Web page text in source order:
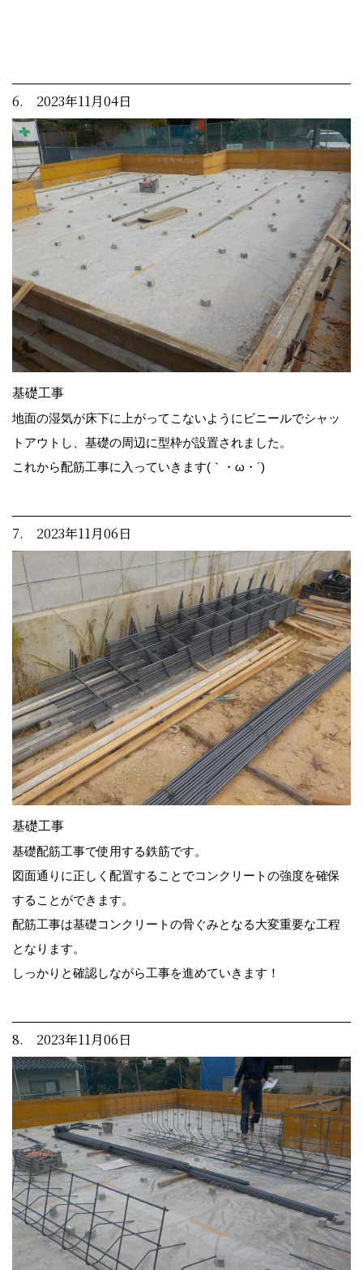
6. 2023年11月04日
基礎工事
地面の湿気が床下に上がってこないようにビニールでシャッ
トアウトし、基礎の周辺に型枠が設置されました。
これから配筋工事に入っていきます(｀・ω・´)ゞ
7. 2023年11月06日
基礎工事
基礎配筋工事で使用する鉄筋です。
図面通りに正しく配置することでコンクリートの強度を確保
することができます。
配筋工事は基礎コンクリートの骨ぐみとなる大変重要な工程
となります。
しっかりと確認しながら工事を進めていきます！
8. 2023年11月06日